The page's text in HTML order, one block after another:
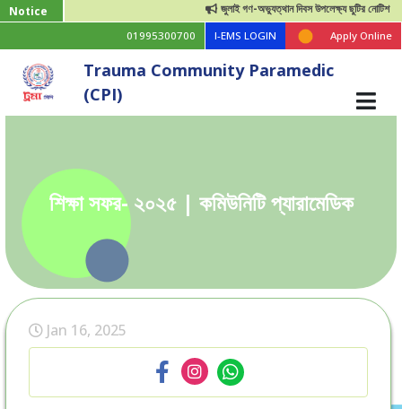
Notice জুলাই গণ-অভ্যুত্থান দিবস উপলেক্ষ্য ছুটির নোটিশ
01995300700 I-EMS LOGIN Apply Online
Trauma Community Paramedic
(CPI)
শিক্ষা সফর- ২০২৫ | কমিউনিটি প্যারামেডিক
Jan 16, 2025